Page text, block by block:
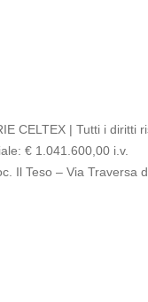
CELTEX | Tutti i diritti
€ 1.041.600,00 i.v.
Il Teso – Via